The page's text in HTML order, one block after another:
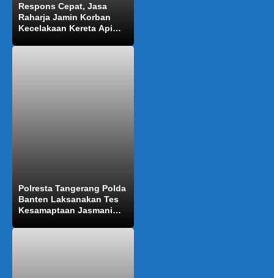
Respons Cepat, Jasa
Raharja Jamin Korban
Kecelakaan Kereta Api
Polresta Tangerang Polda
Banten Laksanakan Tes
Kesamaptaan Jasmani